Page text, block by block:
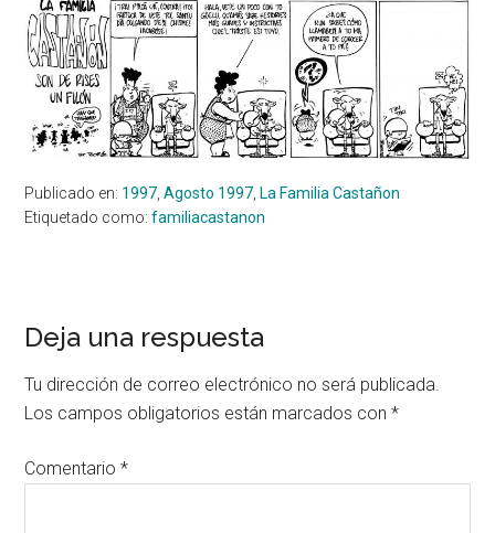
Publicado en: 1997 ,Agosto 1997 ,La Familia Castañon
Etiquetado como:familiacastanon
Interacciones
con
los
lectores
Deja una respuesta
Tu dirección de correo electrónico no será publicada.
Los campos obligatorios están marcados con*
Comentario*